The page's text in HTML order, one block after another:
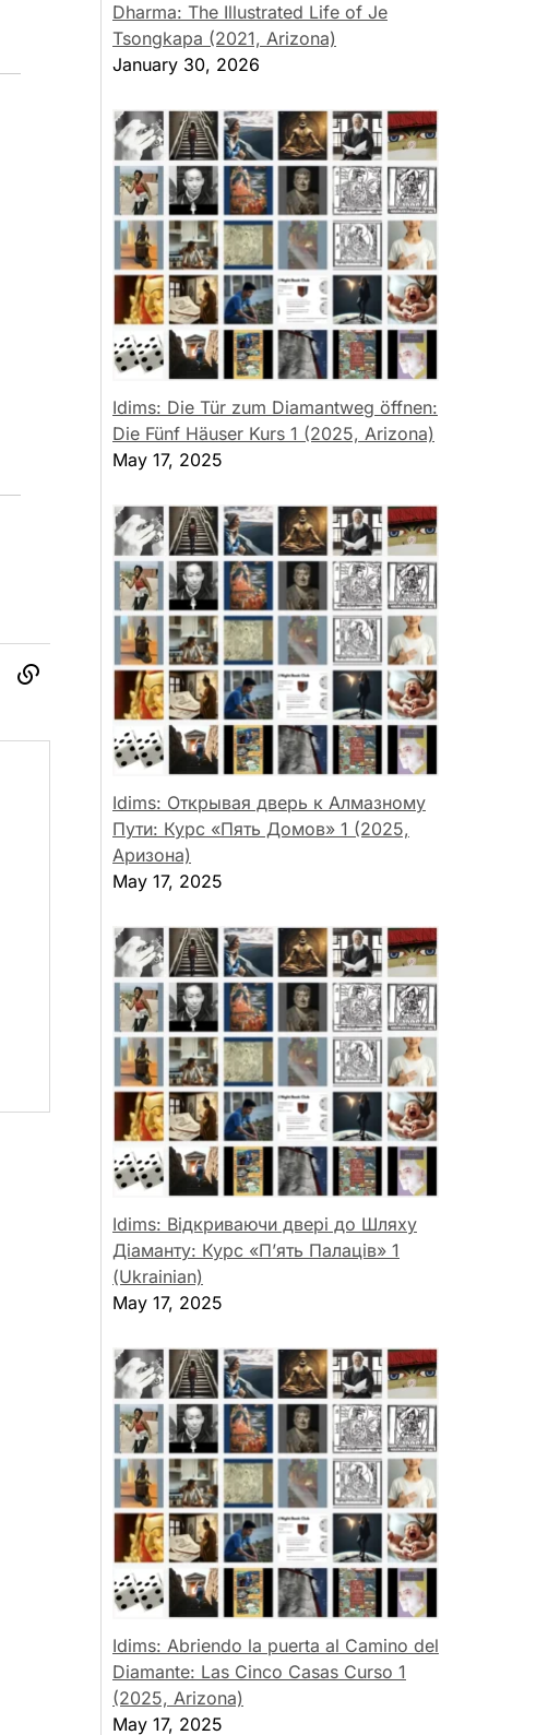
Dharma: The Illustrated Life of Je
Tsongkapa (2021, Arizona)
January 30, 2026
Idims: Die Tür zum Diamantweg öffnen:
Die Fünf Häuser Kurs 1 (2025, Arizona)
May 17, 2025
Idims: Открывая дверь к Алмазному
Пути: Курс «Пять Домов» 1 (2025,
Аризона)
May 17, 2025
Idims: Відкриваючи двері до Шляху
Діаманту: Курс «П’ять Палаців» 1
(Ukrainian)
May 17, 2025
Idims: Abriendo la puerta al Camino del
Diamante: Las Cinco Casas Curso 1
(2025, Arizona)
May 17, 2025